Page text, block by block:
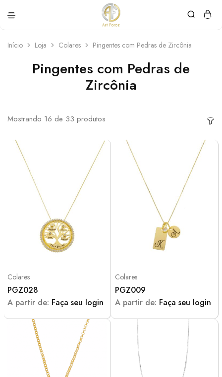
Force
personalizadas
Início Loja Colares Pingentes com Pedras de Zircônia
Pingentes com Pedras de
Zircônia
Mostrando 16 de 33 produtos
Colares
PGZ028
A partir de: Faça seu login
Colares
PGZ009
A partir de: Faça seu login